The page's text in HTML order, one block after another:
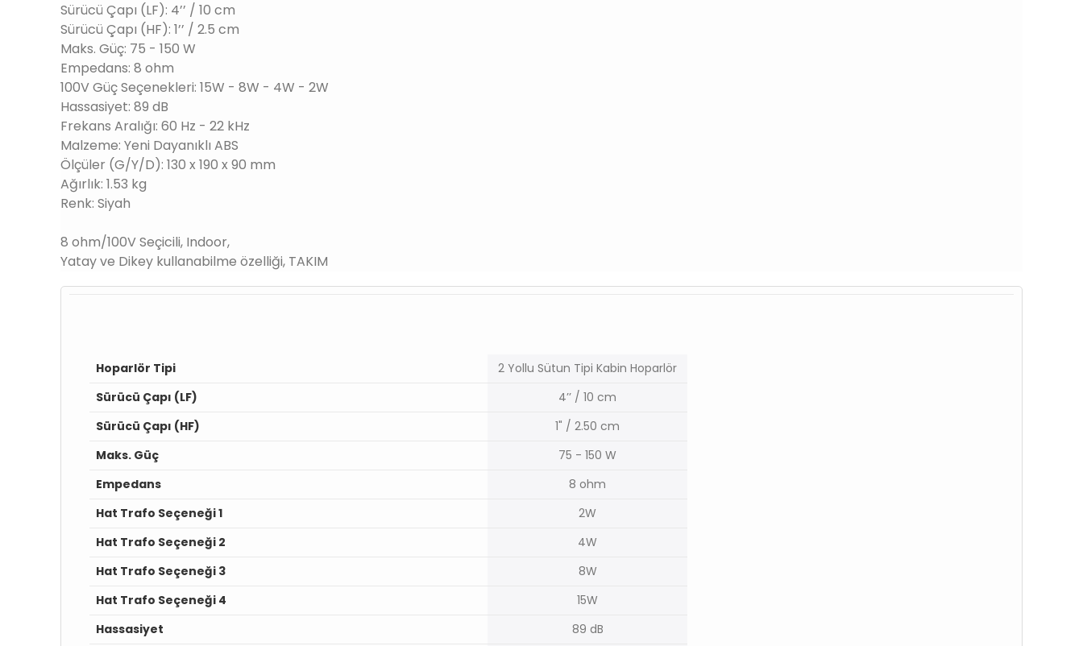
Sürücü Çapı (LF): 4’’ / 10 cm
Sürücü Çapı (HF): 1’’ / 2.5 cm
Maks. Güç: 75 - 150 W
Empedans: 8 ohm
100V Güç Seçenekleri: 15W - 8W - 4W - 2W
Hassasiyet: 89 dB
Frekans Aralığı: 60 Hz - 22 kHz
Malzeme: Yeni Dayanıklı ABS
Ölçüler (G/Y/D): 130 x 190 x 90 mm
Ağırlık: 1.53 kg
Renk: Siyah
8 ohm/100V Seçicili, Indoor,
Yatay ve Dikey kullanabilme özelliği, TAKIM
Hoparlör Tipi
2 Yollu Sütun Tipi Kabin Hoparlör
Sürücü Çapı (LF)
4’’ / 10 cm
Sürücü Çapı (HF)
1" / 2.50 cm
Maks. Güç
75 - 150 W
Empedans
8 ohm
Hat Trafo Seçeneği 1
2W
Hat Trafo Seçeneği 2
4W
Hat Trafo Seçeneği 3
8W
Hat Trafo Seçeneği 4
15W
Hassasiyet
89 dB